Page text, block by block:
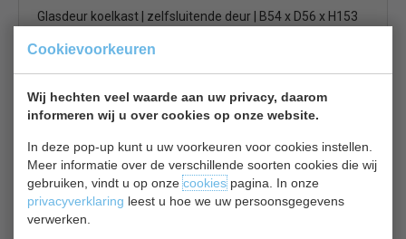
Cookievoorkeuren
Wij hechten veel waarde aan uw privacy, daarom
informeren wij u over cookies op onze website.
In deze pop-up kunt u uw voorkeuren voor cookies instellen.
Meer informatie over de verschillende soorten cookies die wij
gebruiken, vindt u op onzecookiespagina. In onze
privacyverklaring leest u hoe we uw persoonsgegevens
verwerken.
Glasdeur koelkast | zelfsluitende deur | B54 x D56 x H153
Koelkast glasdeur bekijken
Combisteel 7455.1384